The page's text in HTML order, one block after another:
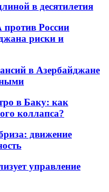
в десятилетия
России
риски и
в Азербайджане
в Баку: как
коллапса?
движение
управление